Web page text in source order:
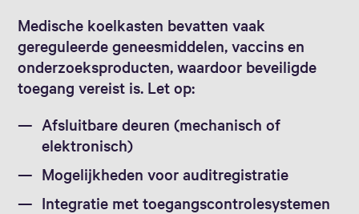
Medische koelkasten bevatten vaak
gereguleerde geneesmiddelen, vaccins en
onderzoeksproducten, waardoor beveiligde
toegang vereist is. Let op:
Afsluitbare deuren (mechanisch of
elektronisch)
Mogelijkheden voor auditregistratie
Integratie met toegangscontrolesystemen